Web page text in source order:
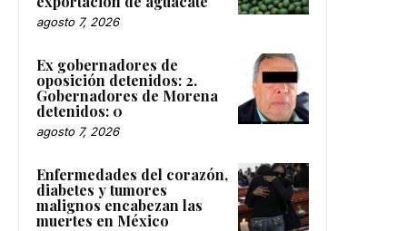
agosto 7, 2026
Ex gobernadores de
oposición detenidos: 2.
Gobernadores de Morena
detenidos: 0
agosto 7, 2026
Enfermedades del corazón,
diabetes y tumores
malignos encabezan las
muertes en México